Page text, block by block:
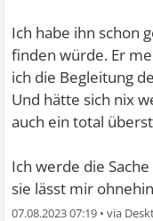
Ich habe ihn schon
finden würde. Er
ich die Begleitung
Und hätte sich nix
auch ein total
Ich werde die
sie lässt mir
07.08.2023 07:19 •